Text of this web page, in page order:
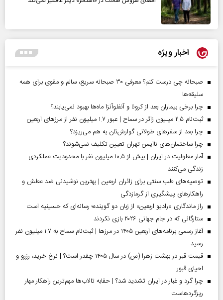
اخبار ویژه
صبحانه چی درست کنم؟ معرفی ۳۰ صبحانه سریع، سالم و مقوی برای همه
سلیقه‌ها
چرا برخی بیماران بعد از کرونا و آنفلوآنزا ماه‌ها بهبود نمی‌یابند؟
ثبت‌نام ۲.۵ میلیون زائر در سماح | عبور ۱.۷ میلیون نفر از مرز‌های اربعین
چرا بعد از سفرهای طولانی گوارش‌تان به هم می‌ریزد؟
چرا ساختمان‌های ناایمن تهران تعیین تکلیف نمی‌شوند؟
آمار معلولیت در ایران | بیش از ۱۰.۵ میلیون نفر با محدودیت عملکردی
زندگی می‌کنند
توصیه‌های طب سنتی برای زائران اربعین | بهترین نوشیدنی ضد عطش و
راهکارهای پیشگیری از گرمازدگی
راز ماندگاری «رادیو اربعین» از زبان دو گوینده؛ رسانه‌ای که حسینیه است
ستارگانی که در جام جهانی ۲۰۲۶ بازی نکردند
آغاز رسمی برنامه‌های اربعین ۱۴۰۵ در مرز‌ها | ثبت‌نام سماح به ۱.۷ میلیون نفر
رسید
قیمت قبر در بهشت زهرا (س) در سال ۱۴۰۵ چقدر است؟ | نرخ خرید، رزرو و
احیای قبور
چرا گرد و غبار در ایران تشدید شد؟ | حقابه تالاب‌ها مهم‌ترین راهکار مهار
ریزگردهاست